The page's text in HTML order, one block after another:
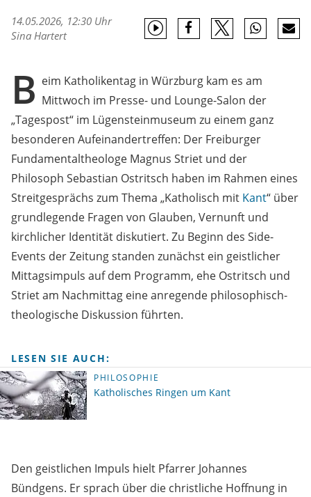
14.05.2026, 12:30 Uhr
Sina Hartert
B eim Katholikentag in Würzburg kam es am
Mittwoch im Presse- und Lounge-Salon der
„Tagespost“ im Lügensteinmuseum zu einem ganz
besonderen Aufeinandertreffen: Der Freiburger
Fundamentaltheologe Magnus Striet und der
Philosoph Sebastian Ostritsch haben im Rahmen eines
Streitgesprächs zum Thema „Katholisch mit Kant“ über
grundlegende Fragen von Glauben, Vernunft und
kirchlicher Identität diskutiert. Zu Beginn des Side-
Events der Zeitung standen zunächst ein geistlicher
Mittagsimpuls auf dem Programm, ehe Ostritsch und
Striet am Nachmittag eine anregende philosophisch-
theologische Diskussion führten.
LESEN SIE AUCH:
PHILOSOPHIE
Katholisches Ringen um Kant
Den geistlichen Impuls hielt Pfarrer Johannes
Bündgens. Er sprach über die christliche Hoffnung in